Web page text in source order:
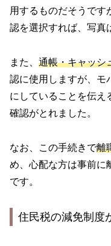
用するものだそうです
認を選択すれば、写真
また、 通帳・キャッシ
認に使用しますが、モ
にしていることを伝え
確認がとれました。
なお、この手続きで離
め、心配な方は事前に
です。
住民税の減免制度